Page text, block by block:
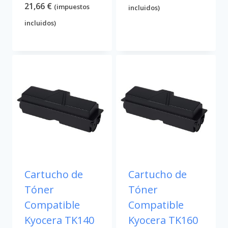
21,66 € (impuestos
incluidos)
incluidos)
Cartucho de
Tóner
Compatible
Kyocera TK140
Cartucho de
Tóner
Compatible
Kyocera TK160